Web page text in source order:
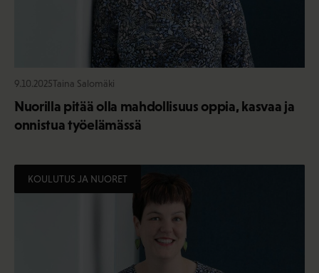
9.10.2025Taina Salomäki
Nuorilla pitää olla mahdollisuus oppia, kasvaa ja
onnistua työelämässä
KOULUTUS JA NUORET